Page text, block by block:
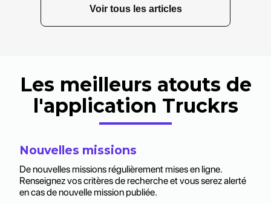
Voir tous les articles
Les meilleurs atouts de
l'application Truckrs
Nouvelles missions
De nouvelles missions régulièrement mises en ligne.
Renseignez vos critères de recherche et vous serez alerté
en cas de nouvelle mission publiée.